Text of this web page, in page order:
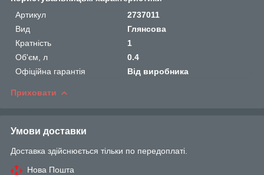
Артикул
2737011
Вид
Глянсова
Кратність
1
Об'єм, л
0.4
Офіційна гарантія
Від виробника
Приховати
Умови доставки
Доставка здійснюється тільки по передоплаті.
Нова Пошта